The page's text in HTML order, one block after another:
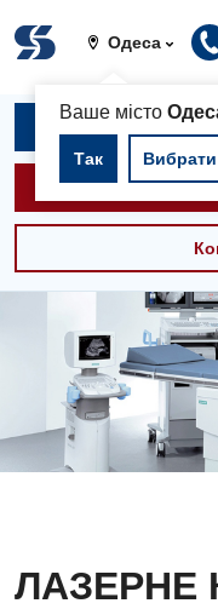
Одеса
Ваше місто
Так Вибрати
ЛАЗЕРНЕ